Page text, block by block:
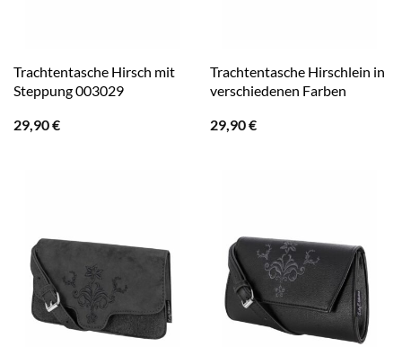
Trachtentasche Hirsch mit
Steppung 003029
29,90€
Trachtentasche Hirschlein in
verschiedenen Farben
29,90€